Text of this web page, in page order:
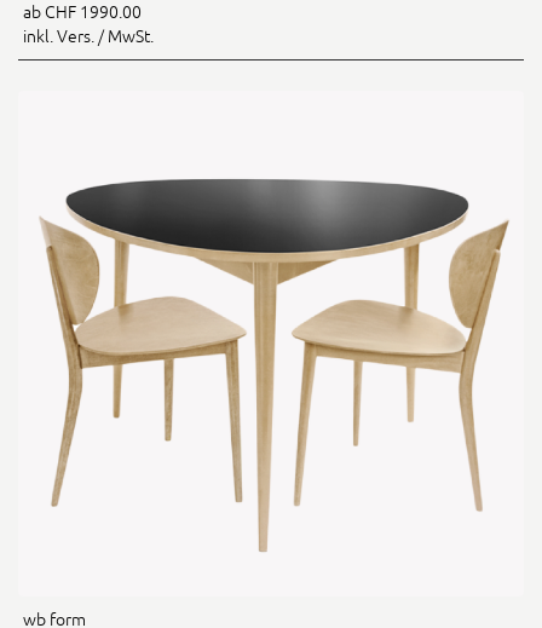
ab CHF 1990.00
inkl. Vers. / MwSt.
wb form